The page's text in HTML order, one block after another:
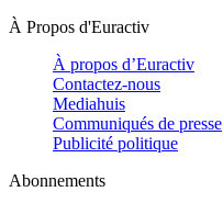
À Propos d'Euractiv
À propos d’Euractiv
Contactez-nous
Mediahuis
Communiqués de presse
Publicité politique
Abonnements